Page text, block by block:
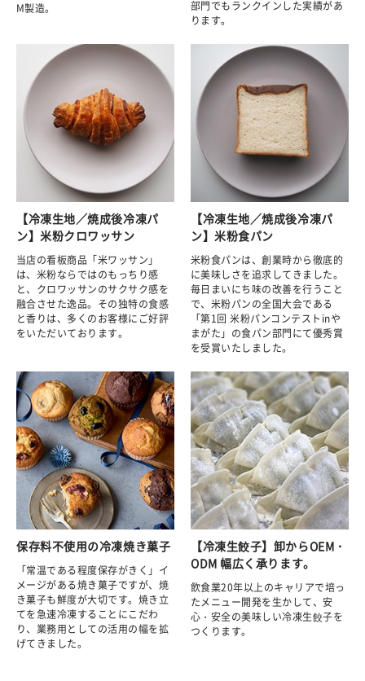
M製造。
部門でもランクインした実績があ
ります。
【冷凍生地／焼成後冷凍パ
ン】米粉クロワッサン
当店の看板商品「米ワッサン」
は、米粉ならではのもっちり感
と、クロワッサンのサクサク感を
融合させた逸品。その独特の食感
と香りは、多くのお客様にご好評
をいただいております。
【冷凍生地／焼成後冷凍パ
ン】米粉食パン
米粉食パンは、創業時から徹底的
に美味しさを追求してきました。
毎日まいにち味の改善を行うこと
で、米粉パンの全国大会である
「第1回 米粉パンコンテストinや
まがた」の食パン部門にて優秀賞
を受賞いたしました。
保存料不使用の冷凍焼き菓子
「常温である程度保存がきく」イ
メージがある焼き菓子ですが、焼
き菓子も鮮度が大切です。焼き立
てを急速冷凍することにこだわ
り、業務用としての活用の幅を拡
げてきました。
【冷凍生餃子】卸からOEM・
ODM 幅広く承ります。
飲食業20年以上のキャリアで培っ
たメニュー開発を生かして、安
心・安全の美味しい冷凍生餃子を
つくります。